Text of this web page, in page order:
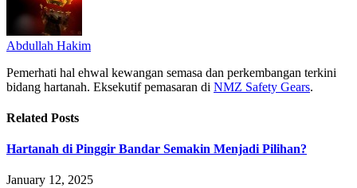
Abdullah Hakim
Pemerhati hal ehwal kewangan semasa dan perkembangan terkini
bidang hartanah. Eksekutif pemasaran di NMZ Safety Gears.
Related Posts
Hartanah di Pinggir Bandar Semakin Menjadi Pilihan?
January 12, 2025